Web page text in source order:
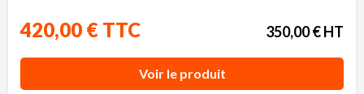
420,00 € TTC 350,00 € HT
Voir le produit